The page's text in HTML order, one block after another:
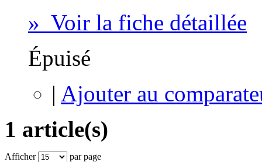
» Voir la fiche détaillée
Épuisé
| Ajouter au
1 article(s)
Afficher par page